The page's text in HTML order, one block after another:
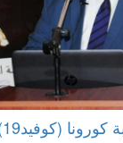
بالأكاديم ...